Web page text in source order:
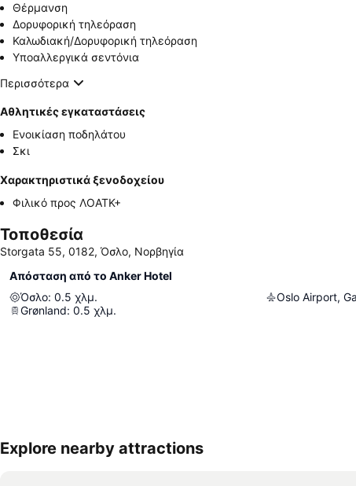
Θέρμανση
Δορυφορική τηλεόραση
Καλωδιακή/Δορυφορική τηλεόραση
Υποαλλεργικά σεντόνια
Περισσότερα
Αθλητικές εγκαταστάσεις
Ενοικίαση ποδηλάτου
Σκι
Χαρακτηριστικά ξενοδοχείου
Φιλικό προς ΛΟΑΤΚ+
Τοποθεσία
Storgata 55, 0182, Όσλο, Νορβηγία
Απόσταση από το Anker Hotel
Όσλο: 0.5 χλμ.
Grønland: 0.5 χλμ.
Oslo Airport,
Explore nearby attractions